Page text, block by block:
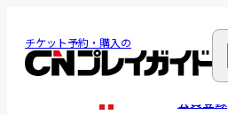
チケット予約・購入の
会員登録